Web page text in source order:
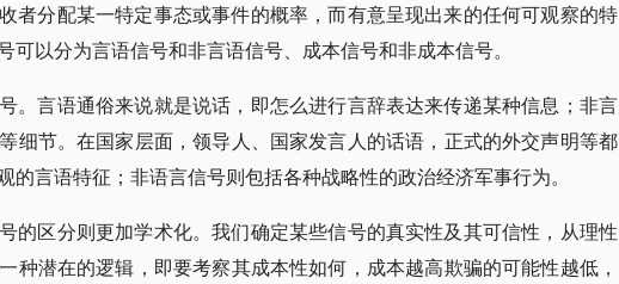
者分配某一特定事态或事件的概率，而有意呈现出来的任何可观察的特
可以分为言语信号和非言语信号、成本信号和非成本信号。
。言语通俗来说就是说话，即怎么进行言辞表达来传递某种信息；非言
细节。在国家层面，领导人、国家发言人的话语，正式的外交声明等都
的言语特征；非语言信号则包括各种战略性的政治经济军事行为。
的区分则更加学术化。我们确定某些信号的真实性及其可信性，从理性
种潜在的逻辑，即要考察其成本性如何，成本越高欺骗的可能性越低，